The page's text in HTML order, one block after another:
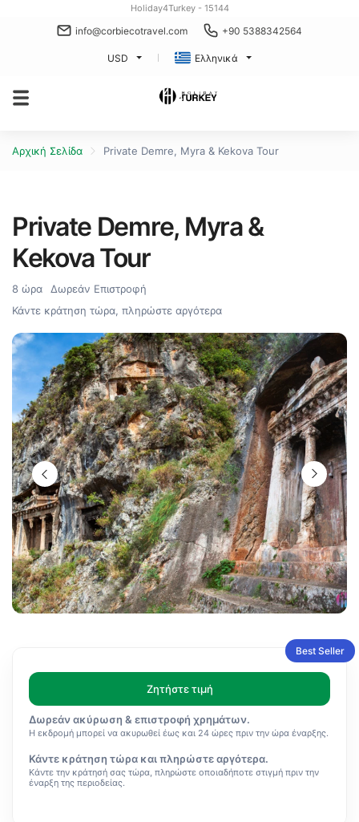
Holiday4Turkey - 15144
info@corbiecotravel.com +90 5388342564
USD Ελληνικά
Αρχική Σελίδα Private Demre, Myra & Kekova Tour
Private Demre, Myra &
Kekova Tour
8 ώρα
Δωρεάν Επιστροφή
Κάντε κράτηση τώρα, πληρώστε αργότερα
Best Seller
Ζητήστε τιμή
Δωρεάν ακύρωση & επιστροφή χρημάτων.
Η εκδρομή μπορεί να ακυρωθεί έως και 24 ώρες πριν την ώρα έναρξης.
Κάντε κράτηση τώρα και πληρώστε αργότερα.
Κάντε την κράτησή σας τώρα, πληρώστε οποιαδήποτε στιγμή πριν την
έναρξη της περιοδείας.